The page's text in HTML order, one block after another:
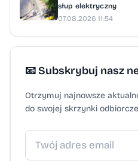
wyróżnia się
miejsca będą
Sport, na platformie
z całej Polski będą
największych
9 do 13 na tvpsport.pl
mobilnej TVP Sport.
słup elektryczny
07.08.2026 11:54
📧 Subskrybuj nasz
Otrzymuj najnowsze
do swojej skrzynki